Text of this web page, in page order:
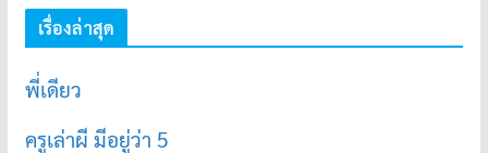
เรื่องล่าสุด
พี่เดียว
ครูเล่าผี มีอยู่ว่า 5